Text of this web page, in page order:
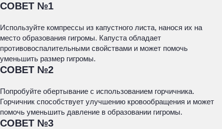
СОВЕТ №1
Используйте компрессы из капустного листа, нанося их на
место образования гигромы. Капуста обладает
противовоспалительными свойствами и может помочь
уменьшить размер гигромы.
СОВЕТ №2
Попробуйте обертывание с использованием горчичника.
Горчичник способствует улучшению кровообращения и может
помочь уменьшить давление в образовании гигромы.
СОВЕТ №3